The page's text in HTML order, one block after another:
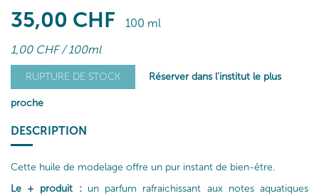
35,00 CHF
100 ml
1,00 CHF/ 100ml
RUPTURE DE STOCK Réserver dans l'institut le plus
proche
DESCRIPTION
Cette huile de modelage offre un pur instant de bien-être.
Le + produit : un parfum rafraichissant aux notes aquatiques